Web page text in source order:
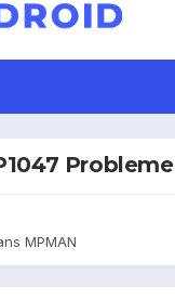
Probleme
MPMAN